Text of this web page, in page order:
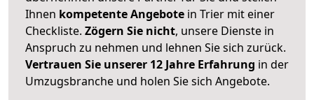
Ihnen kompetente Angebote in Trier mit einer
Checkliste. Zögern Sie nicht, unsere Dienste in
Anspruch zu nehmen und lehnen Sie sich zurück.
Vertrauen Sie unserer 12 Jahre Erfahrung in der
Umzugsbranche und holen Sie sich Angebote.